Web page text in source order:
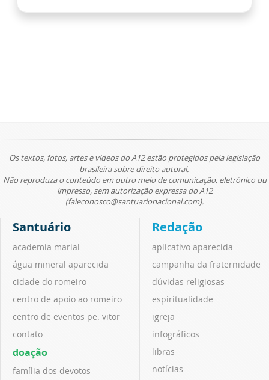
Os textos, fotos, artes e vídeos do A12 estão protegidos pela legislação
brasileira sobre direito autoral.
Não reproduza o conteúdo em outro meio de comunicação, eletrônico ou
impresso, sem autorização expressa do A12
(faleconosco@santuarionacional.com).
Santuário
academia marial
água mineral aparecida
cidade do romeiro
centro de apoio ao romeiro
centro de eventos pe. vitor
contato
doação
família dos devotos
Redação
aplicativo aparecida
campanha da fraternidade
dúvidas religiosas
espiritualidade
igreja
infográficos
libras
notícias